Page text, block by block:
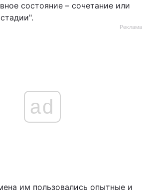
состояние – сочетание или
Реклама
ad
им пользовались опытные и